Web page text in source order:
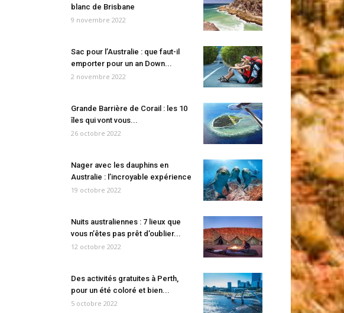
blanc de Brisbane
9 novembre 2022
Sac pour l’Australie : que faut-il
emporter pour un an Down...
2 novembre 2022
Grande Barrière de Corail : les 10
îles qui vont vous...
26 octobre 2022
Nager avec les dauphins en
Australie : l’incroyable expérience
19 octobre 2022
Nuits australiennes : 7 lieux que
vous n’êtes pas prêt d’oublier...
12 octobre 2022
Des activités gratuites à Perth,
pour un été coloré et bien...
5 octobre 2022